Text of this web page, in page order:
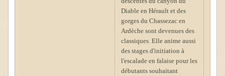
Diable en Hérault et des
gorges du Chassezac en
Ardèche sont devenues des
classiques. Elle anime aussi
des stages d'initiation à
l'escalade en falaise pour les
débutants souhaitant